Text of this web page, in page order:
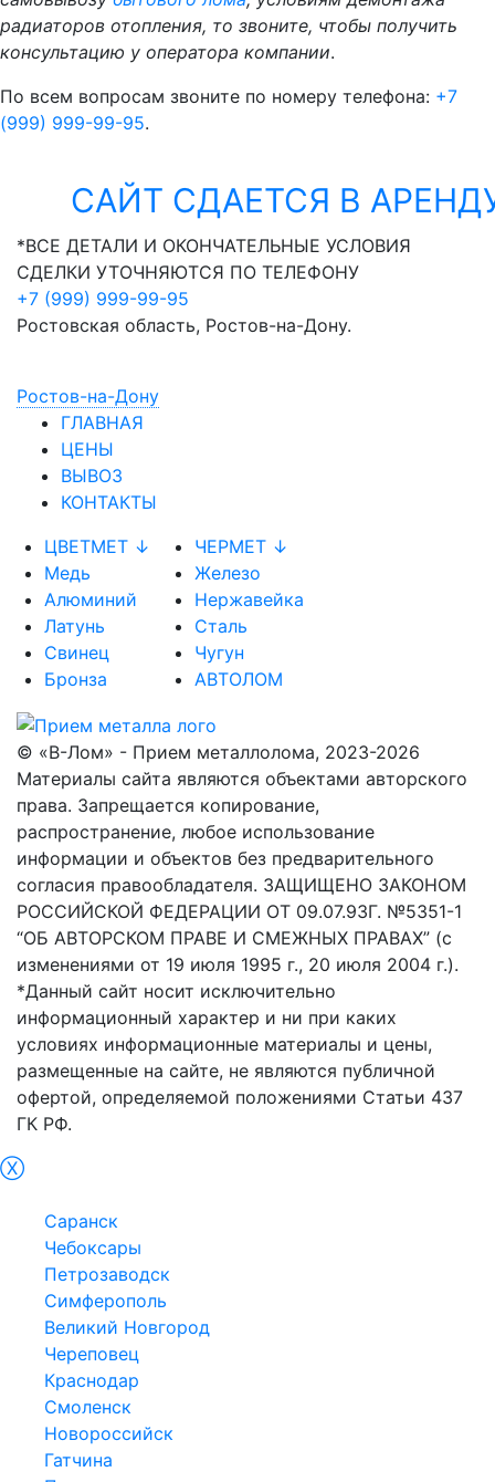
радиаторов отопления, то звоните, чтобы получить
консультацию у оператора компании.
По всем вопросам звоните по номеру телефона: +7
(999) 999-99-95.
САЙТ СДАЕТСЯ В
*ВСЕ ДЕТАЛИ И ОКОНЧАТЕЛЬНЫЕ УСЛОВИЯ
СДЕЛКИ УТОЧНЯЮТСЯ ПО ТЕЛЕФОНУ
+7 (999) 999-99-95
Ростовская область, Ростов-на-Дону.
Ростов-на-Дону
ГЛАВНАЯ
ЦЕНЫ
ВЫВОЗ
КОНТАКТЫ
ЦВЕТМЕТ ↓
Медь
Алюминий
Латунь
Свинец
Бронза
ЧЕРМЕТ ↓
Железо
Нержавейка
Сталь
Чугун
АВТОЛОМ
© «В-Лом» - Прием металлолома, 2023-2026
Материалы сайта являются объектами авторского
права. Запрещается копирование,
распространение, любое использование
информации и объектов без предварительного
согласия правообладателя. ЗАЩИЩЕНО ЗАКОНОМ
РОССИЙСКОЙ ФЕДЕРАЦИИ ОТ 09.07.93Г. №5351-1
“ОБ АВТОРСКОМ ПРАВЕ И СМЕЖНЫХ ПРАВАХ” (с
изменениями от 19 июля 1995 г., 20 июля 2004 г.).
*Данный сайт носит исключительно
информационный характер и ни при каких
условиях информационные материалы и цены,
размещенные на сайте, не являются публичной
офертой, определяемой положениями Статьи 437
ГК РФ.
Ⓧ
Саранск
Чебоксары
Петрозаводск
Симферополь
Великий Новгород
Череповец
Краснодар
Смоленск
Новороссийск
Гатчина